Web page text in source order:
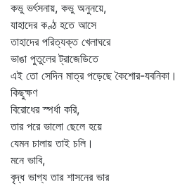
কভু ভর্ৎসনায়, কভু অনুনয়ে,
যাহাদের কণ্ঠ হতে আসে
তাহাদের পরিত্যক্ত খেলাঘরে
ভাঙা পুতুলের ট্রাজেডিতে
এই তো সেদিন মাত্র পড়েছে কৈশোর-যবনিকা।
কিছুক্ষণ
বিরোধের স্পর্ধা করি,
তার পরে ভালো ছেলে হয়ে
যেমন চালায় তাই চলি।
মনে ভাবি,
বৃদ্ধ ভাগ্য তার শাসনের ভার